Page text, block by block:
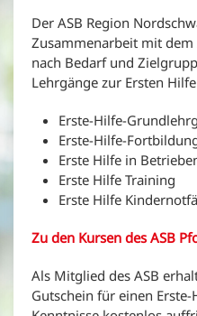
Der ASB Region
Zusammenarbeit mit dem
nach Bedarf und
Lehrgänge zur Ersten
Erste-Hilfe-
Erste-Hilfe-
Erste Hilfe in
Erste Hilfe Training
Erste Hilfe
Zu den Kursen des ASB
Als Mitglied des ASB
Gutschein für einen